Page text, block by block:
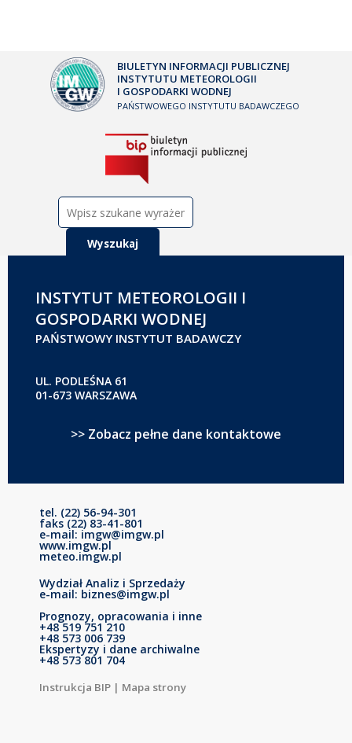
BIULETYN INFORMACJI PUBLICZNEJ
INSTYTUTU METEOROLOGII
I GOSPODARKI WODNEJ
PAŃSTWOWEGO INSTYTUTU BADAWCZEGO
INSTYTUT METEOROLOGII I
GOSPODARKI WODNEJ
PAŃSTWOWY INSTYTUT BADAWCZY
UL. PODLEŚNA 61
01-673 WARSZAWA
>> Zobacz pełne dane kontaktowe
tel. (22) 56-94-301
faks (22) 83-41-801
e-mail: imgw@imgw.pl
www.imgw.pl
meteo.imgw.pl
Wydział Analiz i Sprzedaży
e-mail: biznes@imgw.pl
Prognozy, opracowania i inne
+48 519 751 210
+48 573 006 739
Ekspertyzy i dane archiwalne
+48 573 801 704
Instrukcja BIP | Mapa strony